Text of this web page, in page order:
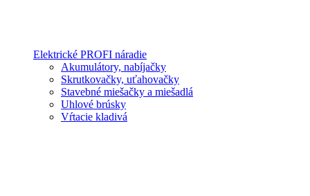
Elektrické PROFI náradie
Akumulátory, nabíjačky
Skrutkovačky, uťahovačky
Stavebné miešačky a miešadlá
Uhlové brúsky
Vŕtacie kladivá